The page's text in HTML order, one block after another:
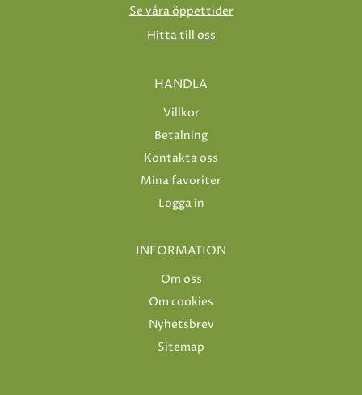
Se våra öppettider
Hitta till oss
HANDLA
Villkor
Betalning
Kontakta oss
Mina favoriter
Logga in
INFORMATION
Om oss
Om cookies
Nyhetsbrev
Sitemap